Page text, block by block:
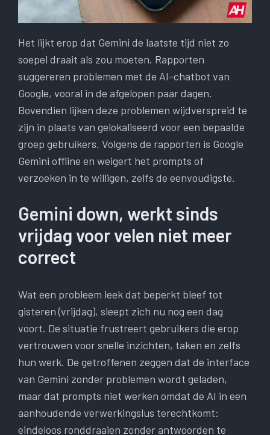
Het lijkt erop dat Gemini de laatste tijd niet zo
soepel draait als zou moeten. Rapporten
suggereren problemen met de AI-chatbot van
Google, vooral in de afgelopen paar dagen.
Bovendien lijken deze problemen wijdverspreid te
zijn in plaats van gelokaliseerd voor een bepaalde
groep gebruikers. Volgens de rapporten is Google
Gemini offline en weigert het prompts of
verzoeken in te willigen, zelfs de eenvoudigste.
Gemini down, werkt sinds
vrijdag voor velen niet meer
correct
Wat een probleem leek dat beperkt bleef tot
gisteren (vrijdag), sleept zich nu nog een dag
voort. De situatie frustreert gebruikers die erop
vertrouwen voor snelle inzichten, taken en zelfs
hun werk. De getroffenen zeggen dat de interface
van Gemini zonder problemen wordt geladen,
maar dat prompts niet werken omdat de AI in een
aanhoudende verwerkingslus terechtkomt:
eindeloos ronddraaien zonder antwoorden te